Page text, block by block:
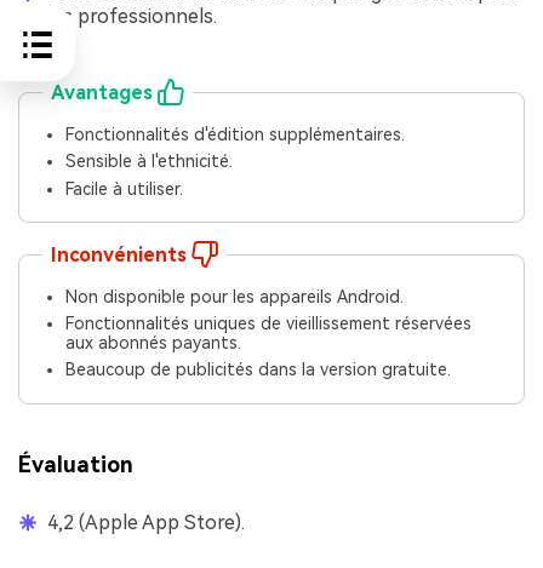
les professionnels.
Avantages
Fonctionnalités d'édition supplémentaires.
Sensible à l'ethnicité.
Facile à utiliser.
Inconvénients
Non disponible pour les appareils Android.
Fonctionnalités uniques de vieillissement réservées
aux abonnés payants.
Beaucoup de publicités dans la version gratuite.
Évaluation
4,2 (Apple App Store).